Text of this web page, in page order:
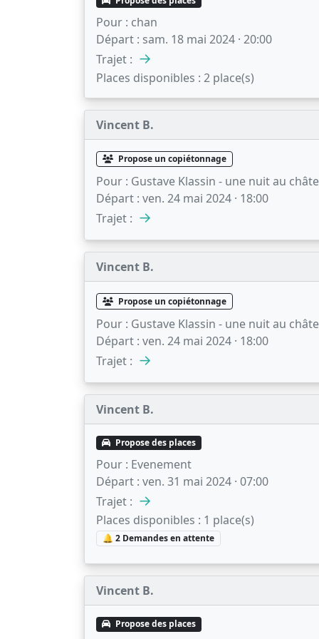
Pour : chan
Départ : sam. 18 mai 2024 · 20:00
Trajet : →
Places disponibles : 2 place(s)
Vincent B.
Propose un copiétonnage
Pour : Gustave Klassin - une nuit au
Départ : ven. 24 mai 2024 · 18:00
Trajet : →
Vincent B.
Propose un copiétonnage
Pour : Gustave Klassin - une nuit au
Départ : ven. 24 mai 2024 · 18:00
Trajet : →
Vincent B.
Propose des places
Pour : Evenement
Départ : ven. 31 mai 2024 · 07:00
Trajet : →
Places disponibles : 1 place(s)
🔔 2 Demandes en attente
Vincent B.
Propose des places